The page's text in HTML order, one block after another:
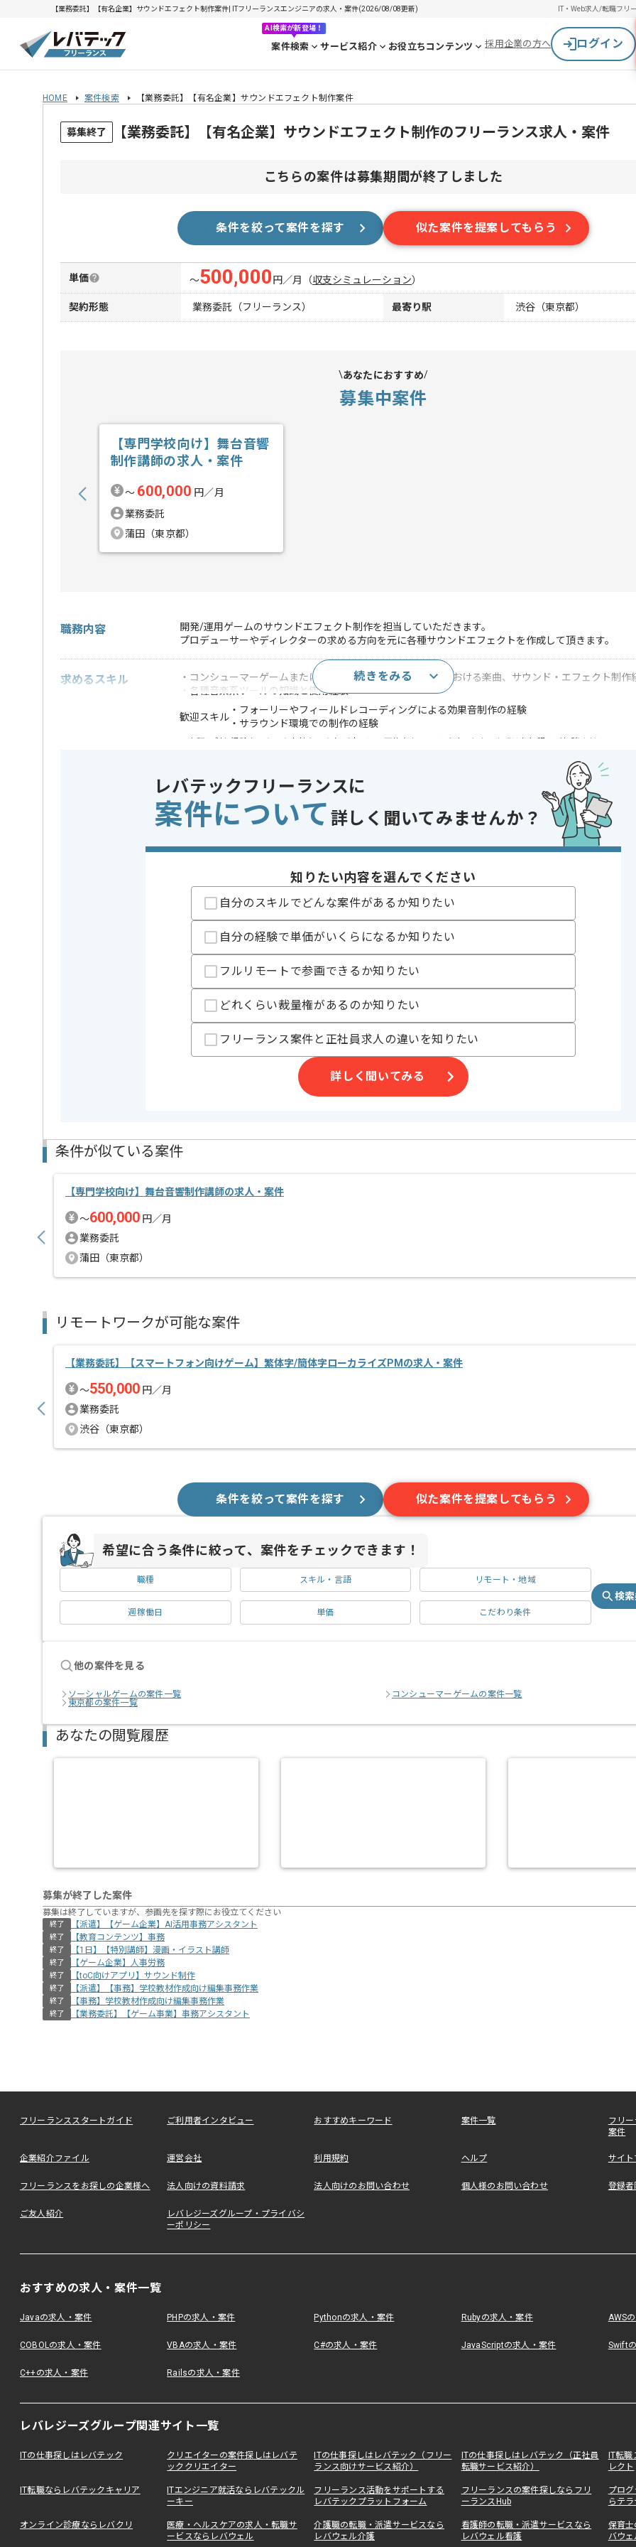
【業務委託】【有名企業】サウンドエフェクト制作案件| ITフリーランスエンジニアの求人・案件(2026/08/08更新) IT・Web求人/転職フリ
AI検索が新登場！
案件検索 サービス紹介 お役立ちコンテンツ 採用企業の方へ ログイン
HOME 案件検索 【業務委託】【有名企業】サウンドエフェクト制作案件
募集終了 【業務委託】【有名企業】サウンドエフェクト制作のフリーランス求人・案件
こちらの案件は募集期間が終了しました
条件を絞って案件を探す 似た案件を提案してもらう
単価 〜500,000 円／月 （収支シミュレーション）
契約形態 業務委託（フリーランス） 最寄り駅 渋谷（東京都）
あなたにおすすめ
募集中案件
【専門学校向け】舞台音響
制作講師の求人・案件
〜 600,000 円／月
業務委託
蒲田（東京都）
職務内容
開発/運用ゲームのサウンドエフェクト制作を担当していただきます。
プロデューサーやディレクターの求める方向を元に各種サウンドエフェクトを作成して頂きます。
求めるスキル
・コンシューマーゲームまたは映画/ドラマなどの映像制作における楽曲、サウンド・エフェクト制作
・各種音楽系ツールの知識と使用経験
歓迎スキル
・フォーリーやフィールドレコーディングによる効果音制作の経験
・サラウンド環境での制作の経験
この案件のポイント 業界
ソーシャルゲーム , コンシューマーゲーム
特徴
参画実績あり , 20代活躍中 , 30代活躍中 , 急募 , 従業員1000名以上の会社 , 40代活
歓迎
総ユーザー数3000万人を超える
大手ソーシャルゲーム会社での業務となります。
世の中に面白いゲームを提供するために、
クオリティをとことん追求する集団です。
より面白いコンテンツを作ることにこだわっている企業で、
ゲーム好きな方、積極的にコミュニケーションが取れる方、
自らキャッチアップが出来る方を求めています。
続きをみる
レバテックフリーランスに
案件について 詳しく聞いてみませんか？
知りたい内容を選んでください
自分のスキルでどんな案件があるか知りたい
自分の経験で単価がいくらになるか知りたい
フルリモートで参画できるか知りたい
どれくらい裁量権があるのか知りたい
フリーランス案件と正社員求人の違いを知りたい
詳しく聞いてみる
条件が似ている案件
【専門学校向け】舞台音響制作講師の求人・案件
〜600,000 円／月
業務委託
蒲田（東京都）
リモートワークが可能な案件
【業務委託】【スマートフォン向けゲーム】繁体字/簡体字ローカライズPMの求人・案件
〜550,000 円／月
業務委託
渋谷（東京都）
条件を絞って案件を探す 似た案件を提案してもらう
希望に合う条件に絞って、案件をチェックできます！
職種 スキル・言語 リモート・地域
週稼働日 単価 こだわり条件
検
他の案件を見る
ソーシャルゲームの案件一覧
コンシューマーゲームの案件一覧
東京都の案件一覧
あなたの閲覧履歴
募集が終了した案件
募集は終了していますが、参画先を探す際にお役立てください
終了 【派遣】【ゲーム企業】AI活用事務アシスタント
終了 【教育コンテンツ】事務
終了 【1日】【特別講師】漫画・イラスト講師
終了 【ゲーム企業】人事労務
終了 【toC向けアプリ】サウンド制作
終了 【派遣】【事務】学校教材作成向け編集事務作業
終了 【事務】学校教材作成向け編集事務作業
終了 【業務委託】【ゲーム事業】事務アシスタント
フリーランススタートガイド ご利用者インタビュー おすすめキーワード 案件一覧
フリ
案件
企業紹介ファイル 運営会社 利用規約 ヘルプ サイ
フリーランスをお探しの企業様へ 法人向けの資料請求 法人向けのお問い合わせ 個人様のお問い合わせ 登録者
ご友人紹介
レバレジーズグループ・プライバシ
ーポリシー
おすすめの求人・案件一覧
Javaの求人・案件 PHPの求人・案件 Pythonの求人・案件 Rubyの求人・案件 AWS
COBOLの求人・案件 VBAの求人・案件 C#の求人・案件 JavaScriptの求人・案件 Swift
C++の求人・案件 Railsの求人・案件
レバレジーズグループ関連サイト一覧
ITの仕事探しはレバテック
クリエイターの案件探しはレバテ
ッククリエイター
ITの仕事探しはレバテック（フリー
ランス向けサービス紹介）
ITの仕事探しはレバテック（正社員
転職サービス紹介）
IT転
レクト
IT転職ならレバテックキャリア
ITエンジニア就活ならレバテックル
ーキー
フリーランス活動をサポートする
レバテックプラットフォーム
フリーランスの案件探しならフリ
ーランスHub
プロ
らテ
オンライン診療ならレバクリ
医療・ヘルスケアの求人・転職サ
ービスならレバウェル
介護職の転職・派遣サービスなら
レバウェル介護
看護師の転職・派遣サービスなら
レバウェル看護
保育
バウ